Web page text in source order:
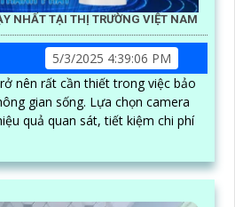
NHẤT TẠI THỊ TRƯỜNG VIỆT NAM
5/3/2025 4:39:06 PM
nên rất cần thiết trong việc bảo
Lựa chọn camera
quả quan sát, tiết kiệm chi phí